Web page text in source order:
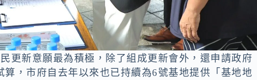
更新意願最為積極，除了組成更新會外，還申請政府
，市府自去年以來也已持續為6號基地提供「基地地